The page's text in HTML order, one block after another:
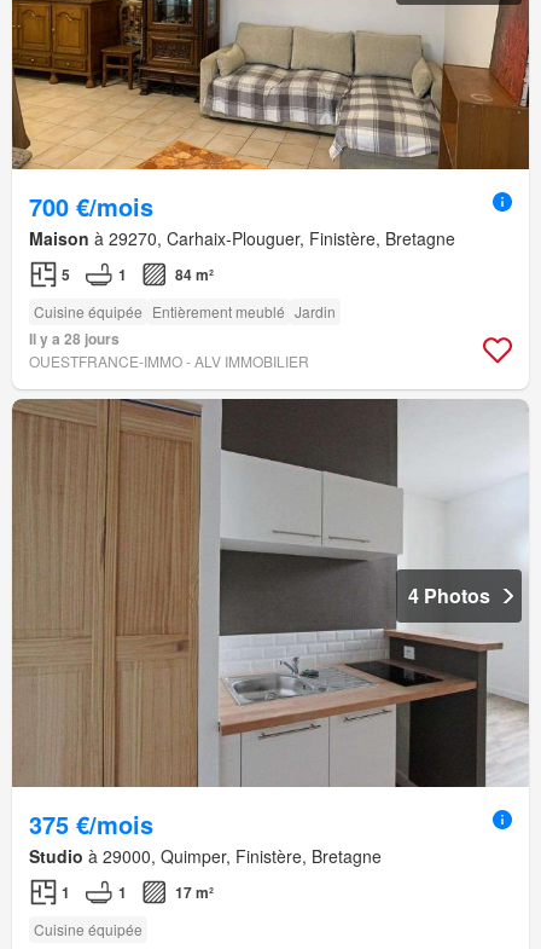
700 €/mois
Maison à 29270, Carhaix-Plouguer, Finistère, Bretagne
5 1 84 m²
Cuisine équipée Entièrement meublé Jardin
Il y a 28 jours
OUESTFRANCE-IMMO - ALV IMMOBILIER
4 Photos
375 €/mois
Studio à 29000, Quimper, Finistère, Bretagne
1 1 17 m²
Cuisine équipée